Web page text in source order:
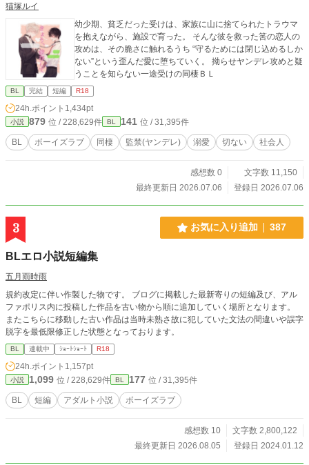
猫塚ルイ
幼少期、貧乏だった受けは、家族に山に捨てられたトラウマ
を抱えながら、施設で育った。 そんな彼を救った筈の恋人の
攻めは、その脆さに触れるうち “守るためには閉じ込めるしか
ない”という歪んだ愛に堕ちていく。 拗らせヤンデレ攻めと疑
うことを知らない一途受けの同棲ＢＬ
BL 完結 短編 R18
24h.ポイント 1,434pt
小説 879 位 / 228,629件 BL 141 位 / 31,395件
BL ボーイズラブ 同棲 監禁(ヤンデレ) 溺愛 切ない 社会人
感想数 0
文字数 11,150
最終更新日 2026.07.06
登録日 2026.07.06
3 お気に入り追加 387
BLエロ小説短編集
五月雨時雨
規約改定に伴い作製した物です。 ブログに掲載した最新寄りの短編及び、アル
ファポリス内に投稿した作品を古い物から順に追加していく場所となります。
またこちらに移動した古い作品は当時未熟さ故に犯していた文法の間違いや誤字
脱字を最低限修正した状態となっております。
BL 連載中 ｼｮｰﾄｼｮｰﾄ R18
24h.ポイント 1,157pt
小説 1,099 位 / 228,629件 BL 177 位 / 31,395件
BL 短編 アダルト小説 ボーイズラブ
感想数 10
文字数 2,800,122
最終更新日 2026.08.05
登録日 2024.01.12